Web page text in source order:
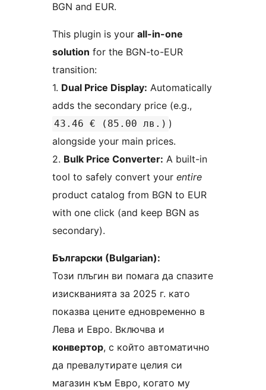
BGN and EUR.
This plugin is your all-in-one
solution for the BGN-to-EUR
transition:
1. Dual Price Display: Automatically
adds the secondary price (e.g.,
43.46 € (85.00 лв.) )
alongside your main prices.
2. Bulk Price Converter: A built-in
tool to safely convert your entire
product catalog from BGN to EUR
with one click (and keep BGN as
secondary).
Български (Bulgarian):
Този плъгин ви помага да спазите
изискванията за 2025 г. като
показва цените едновременно в
Лева и Евро. Включва и
конвертор, с който автоматично
да превалутирате целия си
магазин към Евро, когато му